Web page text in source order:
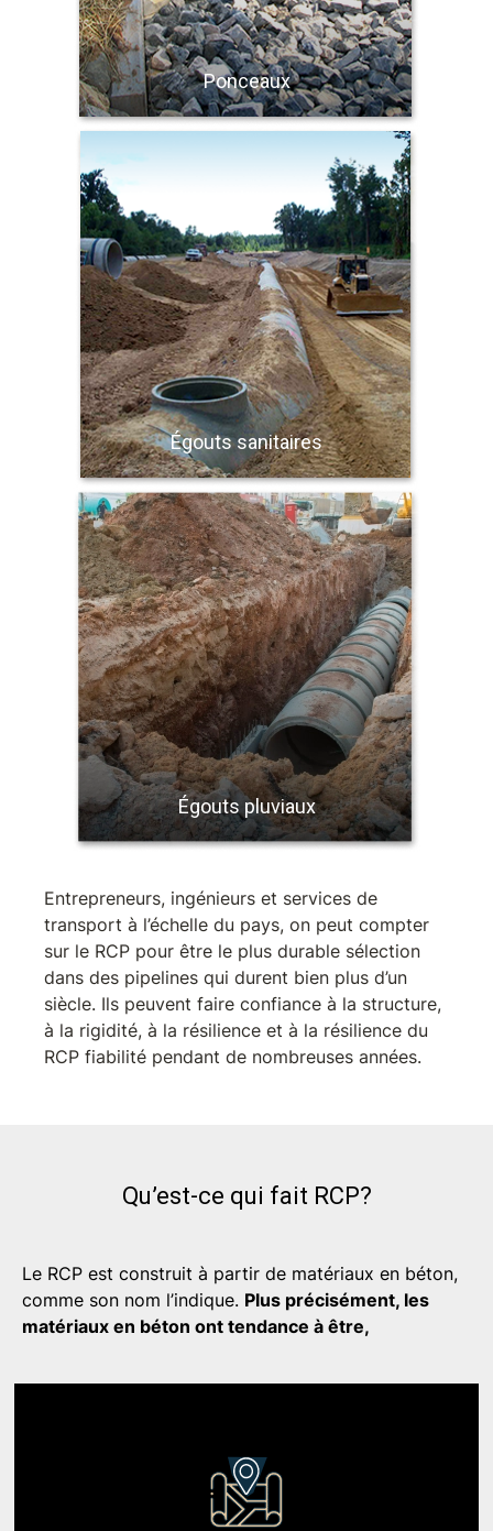
Ponceaux
Égouts sanitaires
Égouts pluviaux
Entrepreneurs, ingénieurs et services de
transport à l’échelle du pays, on peut compter
sur le RCP pour être le plus durable sélection
dans des pipelines qui durent bien plus d’un
siècle. Ils peuvent faire confiance à la structure,
à la rigidité, à la résilience et à la résilience du
RCP fiabilité pendant de nombreuses années.
Qu’est-ce qui fait RCP?
Le RCP est construit à partir de matériaux en béton,
comme son nom l’indique. Plus précisément, les
matériaux en béton ont tendance à être,